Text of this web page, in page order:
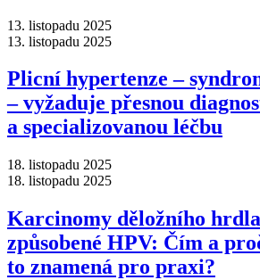
13. listopadu 2025
13. listopadu 2025
Plicní hypertenze –⁠
–⁠ vyžaduje přesnou
a specializovanou léčbu
18. listopadu 2025
18. listopadu 2025
Karcinomy děložního
způsobené HPV: Čím a
to znamená pro praxi?